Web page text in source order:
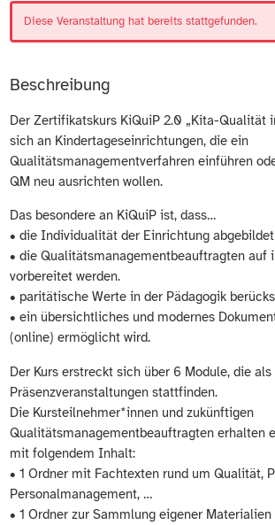
Diese Veranstaltung hat bereits stattgefunden.
Beschreibung
Der Zertifikatskurs KiQuiP 2.0 „Kita-Qualität
sich an Kindertageseinrichtungen, die ein
Qualitätsmanagementverfahren einführen
QM neu ausrichten wollen.
Das besondere an KiQuiP ist, dass…
• die Individualität der Einrichtung abgebildet
• die Qualitätsmanagementbeauftragten auf
vorbereitet werden.
• paritätische Werte in der Pädagogik
• ein übersichtliches und modernes
(online) ermöglicht wird.
Der Kurs erstreckt sich über 6 Module, die als
Präsenzveranstaltungen stattfinden.
Die Kursteilnehmer*innen und zukünftigen
Qualitätsmanagementbeauftragten erhalten
mit folgendem Inhalt:
• 1 Ordner mit Fachtexten rund um Qualität,
Personalmanagement, …
• 1 Ordner zur Sammlung eigener Materialien